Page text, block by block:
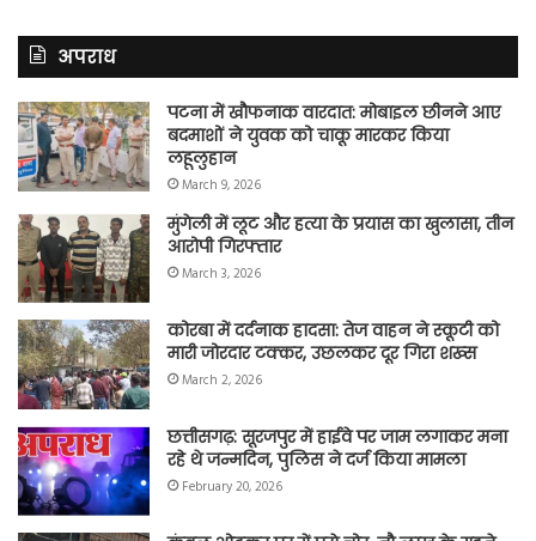
अपराध
पटना में खौफनाक वारदात: मोबाइल छीनने आए
बदमाशों ने युवक को चाकू मारकर किया
लहूलुहान
March 9, 2026
मुंगेली में लूट और हत्या के प्रयास का खुलासा, तीन
आरोपी गिरफ्तार
March 3, 2026
कोरबा में दर्दनाक हादसा: तेज वाहन ने स्कूटी को
मारी जोरदार टक्कर, उछलकर दूर गिरा शख्स
March 2, 2026
छत्तीसगढ़: सूरजपुर में हाईवे पर जाम लगाकर मना
रहे थे जन्मदिन, पुलिस ने दर्ज किया मामला
February 20, 2026